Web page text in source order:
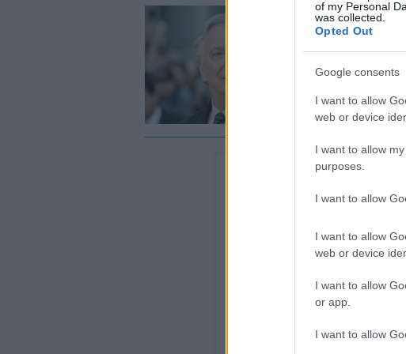
of my Personal
was collected.
Opted Out
Google consents
I want to allow
web or device
I want to allow
purposes.
I want to allow
I want to allow
web or device
I want to allow
or app.
I want to allow
#NOW
Τα
γίνονται